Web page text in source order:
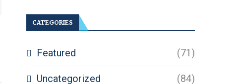
CATEGORIES
Featured (71)
Uncategorized (84)